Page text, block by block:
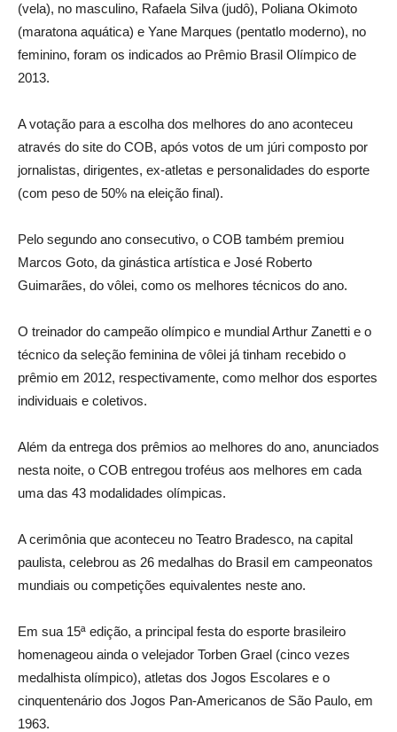
(vela), no masculino, Rafaela Silva (judô), Poliana Okimoto
(maratona aquática) e Yane Marques (pentatlo moderno), no
feminino, foram os indicados ao Prêmio Brasil Olímpico de
2013.
A votação para a escolha dos melhores do ano aconteceu
através do site do COB, após votos de um júri composto por
jornalistas, dirigentes, ex-atletas e personalidades do esporte
(com peso de 50% na eleição final).
Pelo segundo ano consecutivo, o COB também premiou
Marcos Goto, da ginástica artística e José Roberto
Guimarães, do vôlei, como os melhores técnicos do ano.
O treinador do campeão olímpico e mundial Arthur Zanetti e o
técnico da seleção feminina de vôlei já tinham recebido o
prêmio em 2012, respectivamente, como melhor dos esportes
individuais e coletivos.
Além da entrega dos prêmios ao melhores do ano, anunciados
nesta noite, o COB entregou troféus aos melhores em cada
uma das 43 modalidades olímpicas.
A cerimônia que aconteceu no Teatro Bradesco, na capital
paulista, celebrou as 26 medalhas do Brasil em campeonatos
mundiais ou competições equivalentes neste ano.
Em sua 15ª edição, a principal festa do esporte brasileiro
homenageou ainda o velejador Torben Grael (cinco vezes
medalhista olímpico), atletas dos Jogos Escolares e o
cinquentenário dos Jogos Pan-Americanos de São Paulo, em
1963.